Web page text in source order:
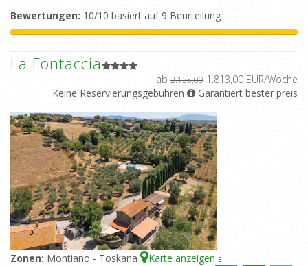
Bewertungen: 10/10 basiert auf 9 Beurteilung
La Fontaccia
ab 2.135,00 1.813,00 EUR/Woche
Keine Reservierungsgebühren
Garantiert bester preis
Zonen: Montiano - Toskana Karte anzeigen 3